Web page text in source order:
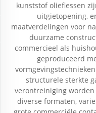
kunststof olieflessen
uitgietopening,
maatverdelingen voor
duurzame
commercieel als
geproduceerd
structurele sterkte
verontreiniging
diverse formaten,